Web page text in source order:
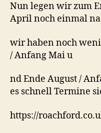
Nun legen wir zum
April noch einmal
wir haben noch
/ Anfang Mai u
nd Ende August /
es schnell Termine
https://